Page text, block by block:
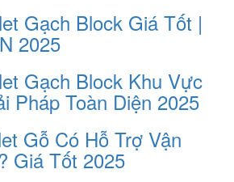
Gạch Block Giá Tốt |
2025
Gạch Block Khu Vực
Pháp Toàn Diện 2025
Gỗ Có Hỗ Trợ Vận
Giá Tốt 2025